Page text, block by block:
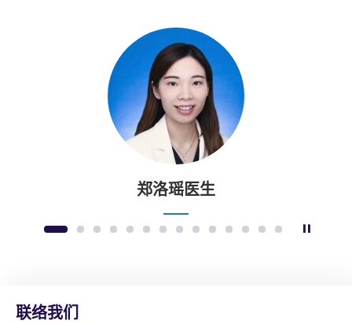
郑洛瑶医生
1 2 3 4 5 6 7 8 9 10 11 12 13 14
联络我们